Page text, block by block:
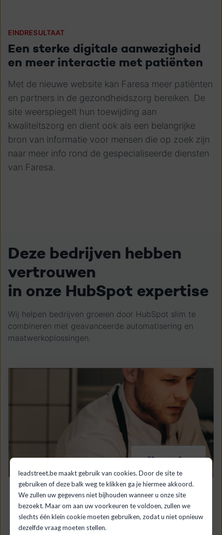
leadstreet.be maakt gebruik van cookies. Door de site te
gebruiken of deze balk weg te klikken ga je hiermee akkoord.
We zullen uw gegevens niet bijhouden wanneer u onze site
bezoekt. Maar om aan uw voorkeuren te voldoen, zullen we
slechts één klein cookie moeten gebruiken, zodat u niet opnieuw
dezelfde vraag moeten stellen.
EINDRESULTAAT
Een sterke digitale aanwezigheid
en meer interactie met patiënten
Met de nieuwe website kan Faresa meer patiënten
en partners in de gezondheidszorg bereiken. De
site weerspiegelt hun toewijding aan
kwaliteitszorg en dient ook als een belangrijke
bron van informatie voor mensen die op zoek zijn
naar meer info rond de gespecialiseerde diensten
van Faresa.
Deze bedrijven hebben
vertrouwen
in onze HubSpot expertise
Wij helpen bedrijven groeien door HubSpot slim te
combineren met geavanceerde automatisering en
maatwerkoplossingen.
Liantis' digitale transformatie met
HubSpot